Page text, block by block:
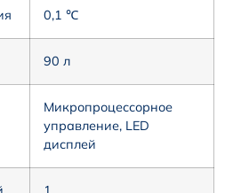
0,1 ℃
90 л
Микропроцессорное
управление, LED
дисплей